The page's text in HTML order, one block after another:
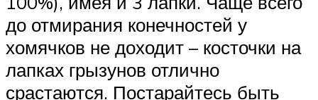
до отмирания конечностей у
хомячков не доходит – косточки на
лапках грызунов отлично
срастаются. Постарайтесь быть